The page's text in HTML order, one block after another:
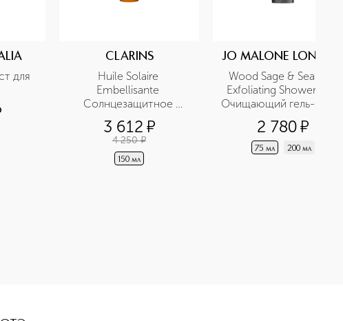
для
CLARINS
Huile Solaire
Embellisante
Солнцезащитное
масло для тела и волос
SPF 30
3 612 ¤
4 250 ¤
150 мл
JO MALONE
Wood Sage & Sea Salt
Exfoliating Shower Gel
Очищающий гель-
2 780¤
75 мл 200 мл